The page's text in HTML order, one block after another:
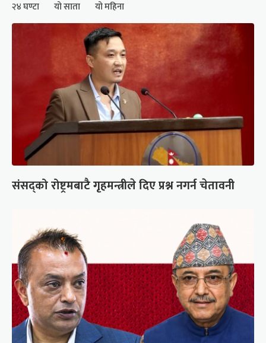
२४ घण्टा यो साता यो महिना
संसद्को रोष्ट्रमबाटै गृहमन्त्रीले दिए प्रश्न नगर्न चेतावनी